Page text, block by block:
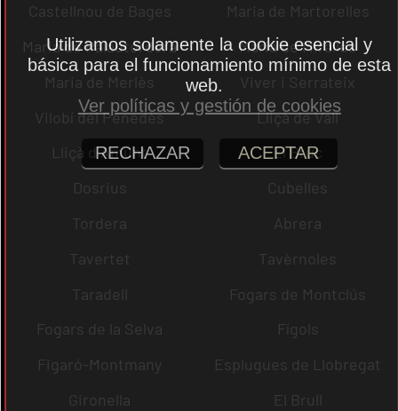
Castellnou de Bages
Maria de Martorelles
Maria de Palautordera
Maria de Miralles
Maria de Merlès
Viver i Serrateix
Vilobí del Penedès
Lliçà de Vall
Lliçà d´Amunt
El Bruc
Dosrius
Cubelles
Tordera
Abrera
Tavertet
Tavèrnoles
Taradell
Fogars de Montclús
Fogars de la Selva
Fígols
Figaró-Montmany
Esplugues de Llobregat
Gironella
El Brull
Utilizamos solamente la cookie esencial y
básica para el funcionamiento mínimo de esta
web.
Ver políticas y gestión de cookies
RECHAZAR ACEPTAR